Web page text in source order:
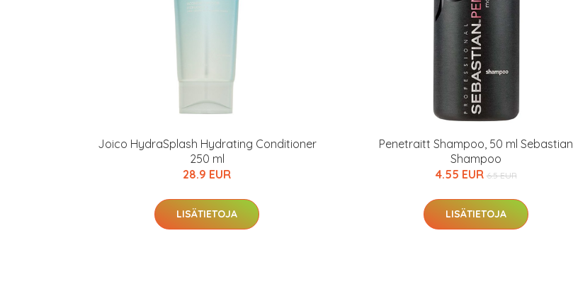
Joico HydraSplash Hydrating Conditioner
250 ml
28.9 EUR
LISÄTIETOJA
Penetraitt Shampoo, 50 ml Sebastian
Shampoo
4.55 EUR 6.5 EUR
LISÄTIETOJA